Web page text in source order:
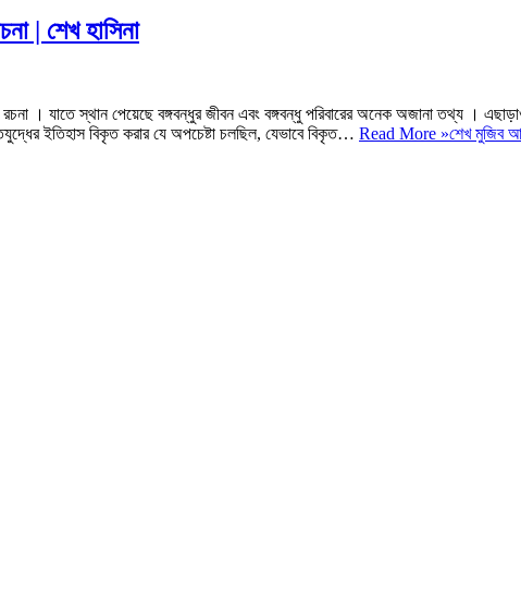
| শেখ হাসিনা
। যাতে স্থান পেয়েছে বঙ্গবন্ধুর জীবন এবং বঙ্গবন্ধু পরিবারের অনেক অজানা তথ্য ।
ইতিহাস বিকৃত করার যে অপচেষ্টা চলছিল, যেভাবে বিকৃত… Read More »শেখ মুজিব